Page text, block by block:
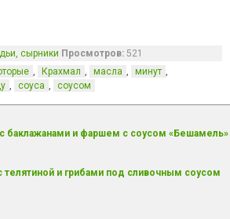
сырники Просмотров: 521
, Крахмал , масла , минут ,
, соуса , соусом
с баклажанами и фаршем с соусом «Бешамель»
телятиной и грибами под сливочным соусом